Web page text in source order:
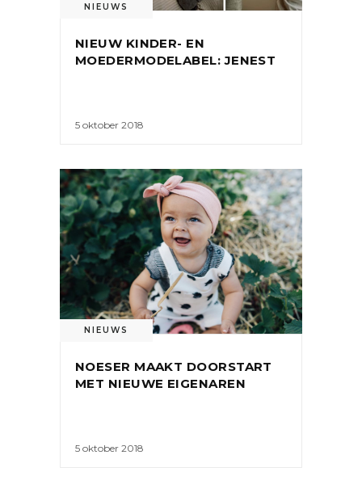
NIEUWS
NIEUW KINDER- EN
MOEDERMODELABEL: JENEST
5 oktober 2018
NIEUWS
NOESER MAAKT DOORSTART
MET NIEUWE EIGENAREN
5 oktober 2018